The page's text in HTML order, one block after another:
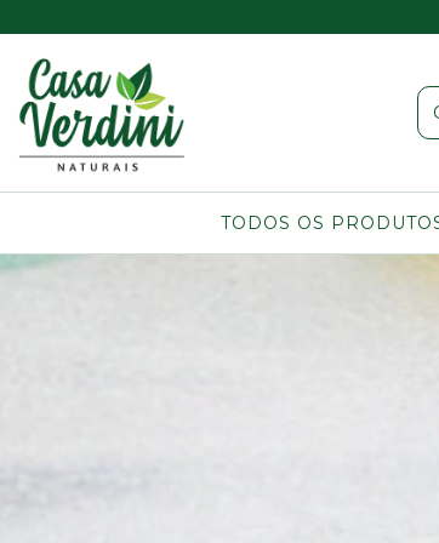
TODOS OS